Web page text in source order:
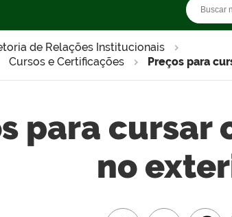
de Relações Institucionais
Cursos e Certificações Preços para
para cursar
no